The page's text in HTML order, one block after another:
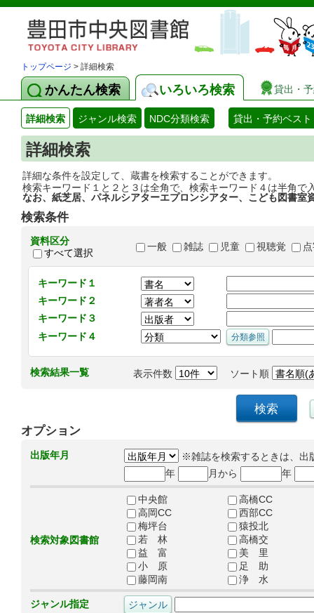
トップページ > 詳細検索
かんたん検索 いろいろ検索 貸出・
詳細検索 ジャンル検索 NDC分類検索 貸出・予約ベスト
詳細検索
詳細な条件を設定して、蔵書を検索することができます。
検索キーワード１と２と３は全角で、検索キーワード４は半角で
なお、紙芝居、パネルシアターエプロンシアター、こども図書室
検索条件
資料区分
すべて選択
一般 雑誌 児童 視聴覚
キーワード１
キーワード２
キーワード３
キーワード４
検索結果一覧 表示件数 ソート順
オプション
出版年月
※雑誌を検索するときは、出
年
月から 年
検索対象図書館
中央館
高橋CC
高岡CC
西部CC
梅坪台
猿投北
若 林
高橋交
益 富
美 里
小 原
足 助
藤岡南
浄 水
ジャンル指定